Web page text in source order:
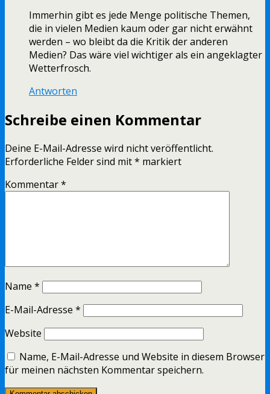
Immerhin gibt es jede Menge politische Themen,
die in vielen Medien kaum oder gar nicht erwähnt
werden – wo bleibt da die Kritik der anderen
Medien? Das wäre viel wichtiger als ein angeklagter
Wetterfrosch.
Antworten
Schreibe einen Kommentar
Deine E-Mail-Adresse wird nicht veröffentlicht.
Erforderliche Felder sind mit* markiert
Kommentar*
Name *
E-Mail-Adresse *
Website
Name, E-Mail-Adresse und Website in diesem Browser
für meinen nächsten Kommentar speichern.